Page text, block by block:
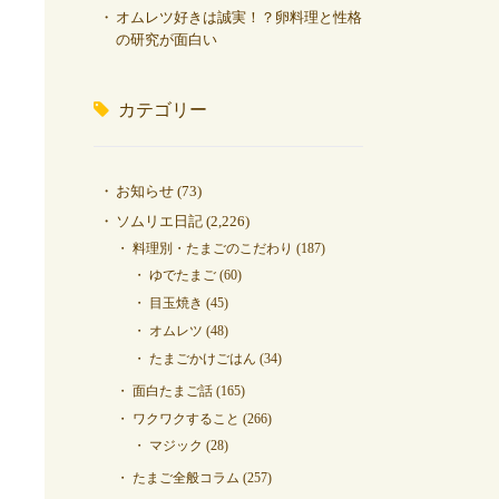
オムレツ好きは誠実！？卵料理と性格
の研究が面白い
カテゴリー
お知らせ (73)
ソムリエ日記 (2,226)
料理別・たまごのこだわり (187)
ゆでたまご (60)
目玉焼き (45)
オムレツ (48)
たまごかけごはん (34)
面白たまご話 (165)
ワクワクすること (266)
マジック (28)
たまご全般コラム (257)